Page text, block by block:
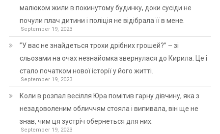
малюком жили в покинутому будинку, доки сусіди не
почули плач дитини і поліція не відібрала її в мене.
September 19, 2023
”У вас не знайдеться трохи дрібних грошей?” – зі
сльозами на очах незнайомка звернулася до Кирила. Це і
стало початком нової історії у його житті.
September 19, 2023
Коли в розпал весілля Юра помітив гарну дівчину, яка з
незадоволеним обличчям стояла і випивала, він ще не
знав, чим ця зустріч обернеться для них.
September 19, 2023